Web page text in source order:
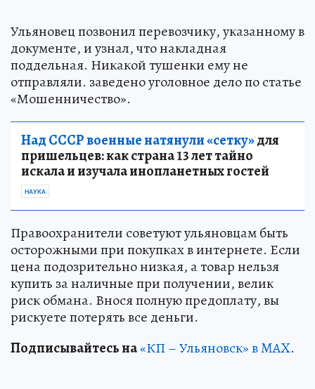
Ульяновец позвонил перевозчику, указанному в
документе, и узнал, что накладная
поддельная. Никакой тушенки ему не
отправляли. заведено уголовное дело по статье
«Мошенничество».
Над СССР военные натянули «сетку»для
пришельцев: как страна 13 лет тайно
искала и изучала инопланетных гостей
НАУКА
Правоохранители советуют ульяновцам быть
осторожными при покупках в интернете. Если
цена подозрительно низкая, а товар нельзя
купить за наличные при получении, велик
риск обмана. Внося полную предоплату, вы
рискуете потерять все деньги.
Подписывайтесь на«КП – Ульяновск» в MAX.